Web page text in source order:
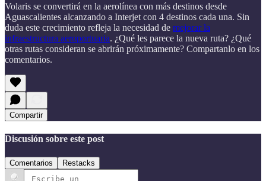
Volaris se convertirá en la aerolínea con más destinos desde
Aguascalientes alcanzando a Interjet con 4 destinos cada una. Sin
duda este crecimiento refleja la necesidad de mejorar la
infraestructura aeroportuaria. ¿Qué les parece la nueva ruta? ¿Qué
otras rutas consideran se abrirán próximamente? Compartanlo en los
comentarios.
Compartir
Discusión sobre este post
Comentarios Restacks